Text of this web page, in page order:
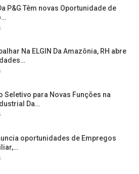
P&G Têm novas Oportunidade de
Na ELGIN Da Amazônia, RH abre
Seletivo para Novas Funções na
Da…
oportunidades de Empregos